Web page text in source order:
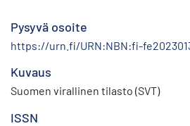
Pysyvä osoite
https://urn.fi/URN:NBN:fi-
Kuvaus
Suomen virallinen tilasto (SVT)
ISSN